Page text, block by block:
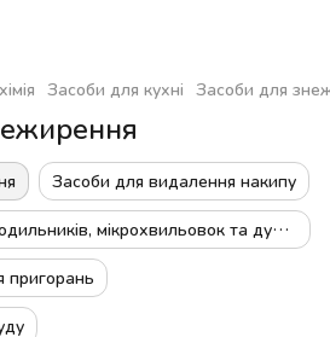
Засоби для кухні Засоби для
Засоби для видалення накипу
Засоби для миття холодильників, мікрохвильовок та духовок
пригорань